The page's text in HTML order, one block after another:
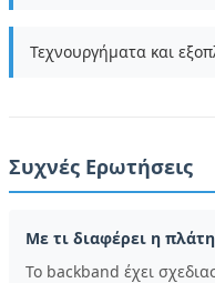
Τεχνουργήματα και
Συχνές Ερωτήσεις
Με τι διαφέρει η
Το backband έχει